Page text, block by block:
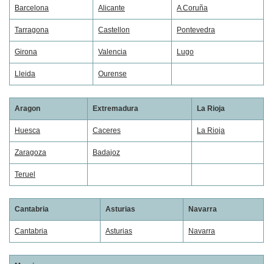
Barcelona Alicante A Coruña
Tarragona Castellon Pontevedra
Girona Valencia Lugo
Lleida Ourense
Aragon Extremadura La Rioja
Huesca Caceres La Rioja
Zaragoza Badajoz
Teruel
Cantabria Asturias Navarra
Cantabria Asturias Navarra